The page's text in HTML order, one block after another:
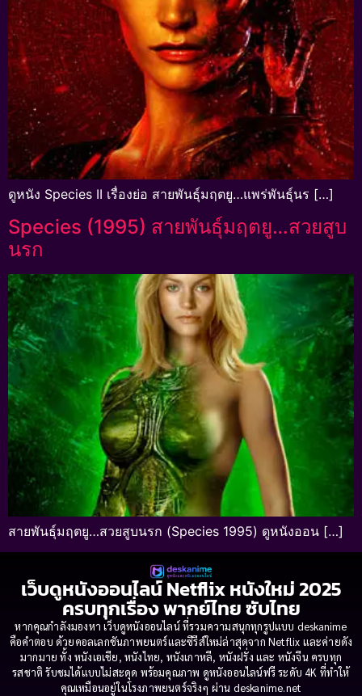
ดูหนัง Species II เรื่องย่อ สายพันธุ์มฤตยู…แพร่พันธุ์นร […]
Species (1995) สายพันธุ์มฤตยู…สวยสูบ
นรก
สายพันธุ์มฤตยู…สวยสูบนรก (Species 1995) ดูหนังออน […]
เว็บดูหนังออนไลน์ Netflix หนังใหม่ 2025
ครบทุกเรื่อง พากย์ไทย ซับไทย
หากคุณกำลังมองหา เว็บดูหนังออนไลน์ ที่รวมความสนุกทุกรูปแบบ deskanime
คือคำตอบ ด้วยคอลเลกชันภาพยนตร์และซีรีส์ใหม่ล่าสุดจาก Netflix และค่ายดัง
มากมาย ทั้ง หนังเอเชีย, หนังไทย, หนังเกาหลี, หนังฝรั่ง และ หนังจีน ครบทุก
รสชาติ รับชมได้แบบไม่สะดุด พร้อมคุณภาพ ดูหนังออนไลน์ฟรี ระดับ 4K ที่ทำให้
คุณเหมือนอยู่ในโรงภาพยนตร์จริงๆ ผ่าน deskanime.net